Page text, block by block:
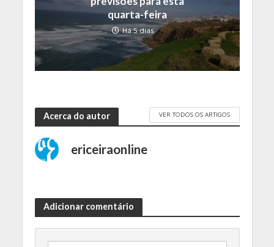
quarta-feira
Há 5 dias
Acerca do autor VER TODOS OS ARTIGOS
ericeiraonline
Adicionar comentário